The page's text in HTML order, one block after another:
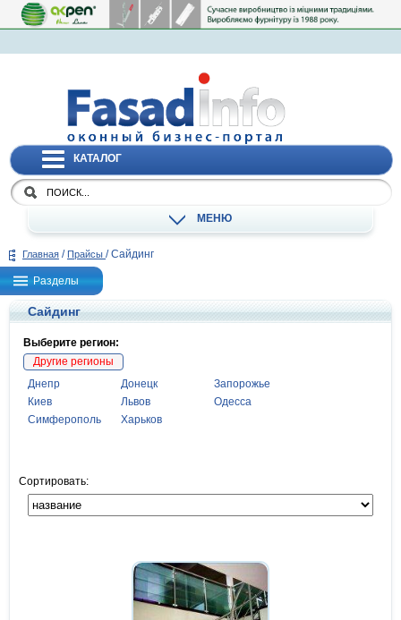
КАТАЛОГ
МЕНЮ
Главная / Прайсы / Сайдинг
Разделы
Сайдинг
Выберите регион:
Другие регионы
Днепр
Донецк
Запорожье
Киев
Львов
Одесса
Симферополь
Харьков
Сортировать: